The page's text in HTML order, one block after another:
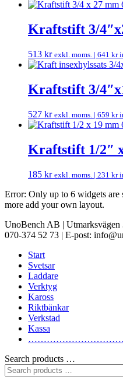
Kraftstift 3/
513 kr exkl. moms. | 641 kr
Kraftstift 3/
527 kr exkl. moms. | 659 kr
Kraftstift 1/2″
185 kr exkl. moms. | 231 kr
Error: Only up to 6 widgets are
more add your own layout.
UnoBench AB |
070-374 52 73 | E-post:
Start
Svetsar
Laddare
Verktyg
Kaross
Riktbänkar
Verkstad
Kassa
Search products …